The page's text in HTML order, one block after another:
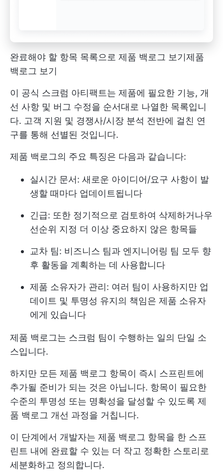
완료해야 할 항목 목록으로 제품 백로그 보기제품
백로그 보기
이 공식 스크럼 아티팩트는 제품에 필요한 기능, 개
선 사항 및 버그 수정을 순서대로 나열한 목록입니
다. 고객 지원 및 경쟁사/시장 분석 전반에 걸친 연
구를 통해 선별된 것입니다.
제품 백로그의 주요 특징은 다음과 같습니다:
실시간 문서: 새로운 아이디어/요구 사항이 발
생할 때마다 업데이트됩니다
긴급: 또한 정기적으로 검토하여 삭제하거나우
선순위 지정 더 이상 중요하지 않은 항목들
교차 팀: 비즈니스 팀과 엔지니어링 팀 모두 향
후 활동을 계획하는 데 사용합니다
제품 소유자가 관리: 여러 팀이 사용하지만 업
데이트 및 투명성 유지의 책임은 제품 소유자
에게 있습니다
제품 백로그는 스크럼 팀이 수행하는 일의 단일 소
스입니다.
하지만 모든 제품 백로그 항목이 즉시 스프린트에
추가될 준비가 되는 것은 아닙니다. 항목이 필요한
수준의 투명성 또는 명확성을 달성할 수 있도록 제
품 백로그 개선 과정을 거칩니다.
이 단계에서 개발자는 제품 백로그 항목을 한 스프
린트 내에 완료할 수 있는 더 작고 정확한 스토리로
세분화하고 정의합니다.